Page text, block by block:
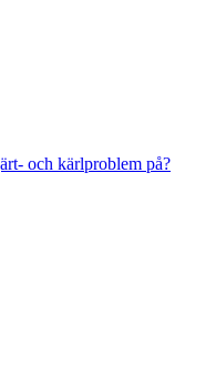
och kärlproblem på?